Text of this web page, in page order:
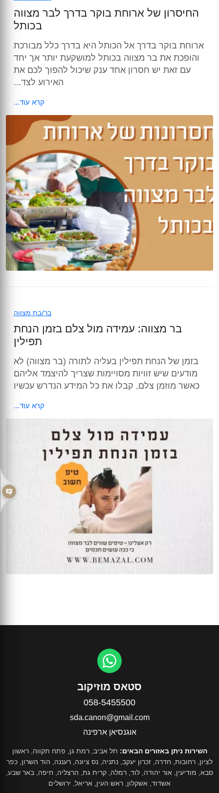
החיסרון של ארוחת בוקר בדרך לבר מצווה
בכותל
ארוחת בוקר בדרך אל הכותל היא בדרך כלל מבורכת
והופכת את בר מצווה בכותל למושקעת יותר אך יחד
עם זאת יש חסרון אחד ענק שיכול להפוך לכם את
האירוע לצד...
קרא עוד...
בר/בת מצווה
בר מצווה: עמידה מול צלם בזמן הנחת
תפילין
בזמן של הנחת תפילין בעליה לתורה (בר מצווה) לא
מודעים שיש זוויות מסויימות שצריך להיצמד אליהם
כאשר מוזמן צלם, קבלו את כל המידע הנדרש עכשיו
קרא עוד...
סטאס מוזיקוב
058-5455500
sda.canon@gmail.com
אוגנסיאן ארפינה
השירות ניתן באזורים הבאים: תל אביב, רמת גן, פתח תקווה, ראשון
לציון, רחובות, חדרה, זכרון יעקב, נתניה, נס ציונה, רעננה, הוד השרון, כפר
סבא, מודיעין, אור יהודה, לוד, רמלה, קרית גת, הרצליה, חיפה, באר שבע,
אשדוד, אשקלון, ראש העין, אריאל, ירושלים